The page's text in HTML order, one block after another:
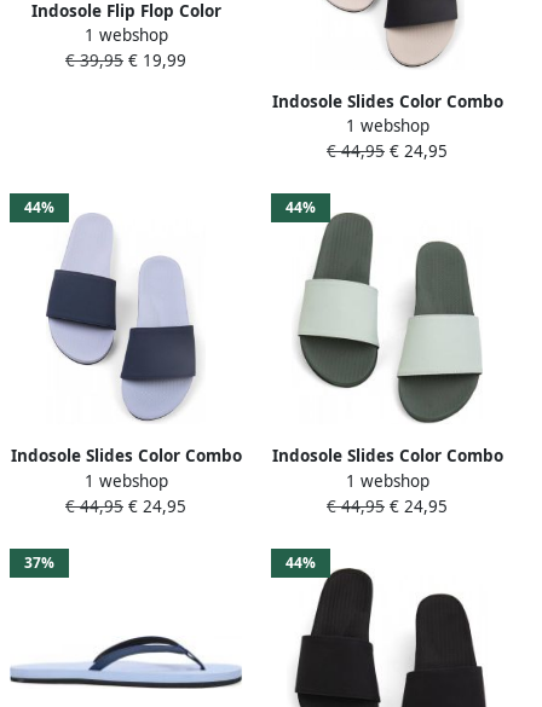
Indosole Flip Flop Color
Combo Teenslippers Zomer
slippers Dames Groen
1 webshop
€ 39,95 € 19,99
Indosole Slides Color Combo
Dames Slippers Zand Zwart
1 webshop
€ 44,95 € 24,95
44%
Indosole Slides Color Combo
Dames Slippers Blauw
1 webshop
€ 44,95 € 24,95
44%
Indosole Slides Color Combo
Dames Slippers Groen
1 webshop
€ 44,95 € 24,95
37% 44%